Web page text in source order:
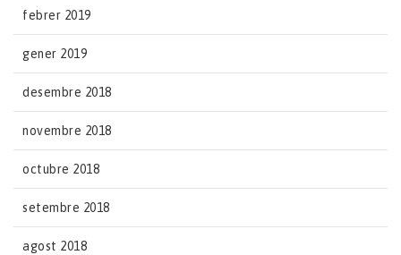
febrer 2019
gener 2019
desembre 2018
novembre 2018
octubre 2018
setembre 2018
agost 2018